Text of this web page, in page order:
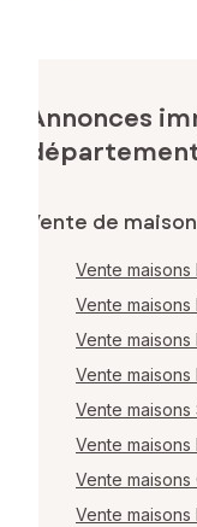
Annonces
Vente de
Vente
Vente maisons
Vente
Vente
Vente
Vente maisons
Vente maisons
Vente